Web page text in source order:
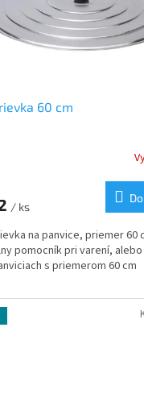
60 cm
/ ks
na panvice, priemer 60
pomocník pri varení,
s priemerom 60 cm